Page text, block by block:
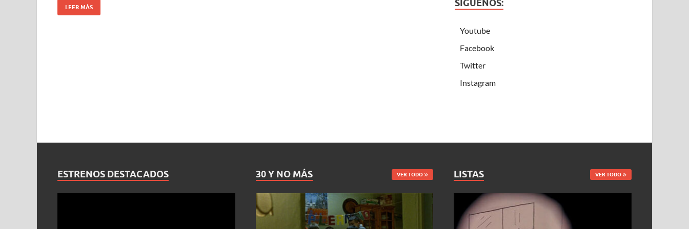
LEER MÁS SÍGUENOS:
Youtube
Facebook
Twitter
Instagram
ESTRENOS DESTACADOS 30 Y NO MÁS VER TODO LISTAS VER TODO